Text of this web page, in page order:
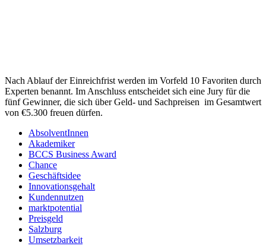
Nach Ablauf der Einreichfrist werden im Vorfeld 10 Favoriten durch
Experten benannt. Im Anschluss entscheidet sich eine Jury für die
fünf Gewinner, die sich über Geld- und Sachpreisen im Gesamtwert
von €5.300 freuen dürfen.
AbsolventInnen
Akademiker
BCCS Business Award
Chance
Geschäftsidee
Innovationsgehalt
Kundennutzen
marktpotential
Preisgeld
Salzburg
Umsetzbarkeit